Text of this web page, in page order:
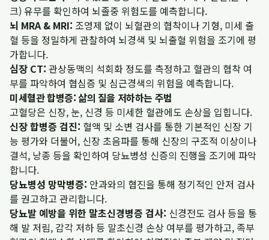
크) 유무를 확인하여 뇌졸중 위험도를 예측합니다.
뇌 MRA & MRI: 조영제 없이 뇌혈관의 협착이나 기형, 미세 출
혈 등을 정밀하게 관찰하여 뇌경색 및 뇌출혈 위험을 조기에 평
가합니다.
심장 CT: 관상동맥의 석회화 정도를 측정하고 혈관의 협착 여
부를 파악하여 협심증 및 심근경색의 위험을 예측합니다.
미세혈관 합병증: 삶의 질을 저하하는 주범
고혈당은 신장, 눈, 신경 등 미세한 혈관에도 손상을 입힙니다.
신장 합병증 검진: 혈액 및 소변 검사를 통한 기본적인 신장 기
능 평가와 더불어, 신장 초음파를 통해 신장의 구조적 이상이나
결석, 낭종 등을 확인하여 당뇨병성 신증의 진행을 조기에 파악
합니다.
당뇨병성 망막병증: 안과와의 협진을 통해 정기적인 안저 검사
를 권고하고 관리합니다.
당뇨발 예방을 위한 말초신경병증 검사: 신경전도 검사 등을 통
해 발 저림, 감각 저하 등 말초신경 손상 여부를 평가하고, 족부